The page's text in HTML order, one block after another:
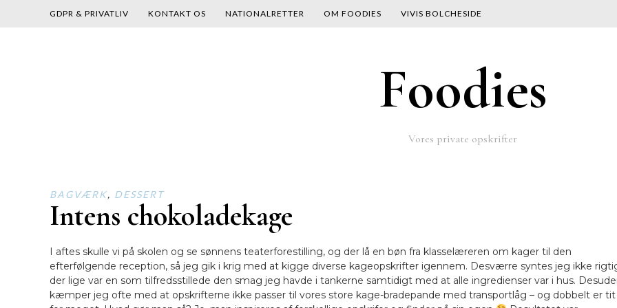
GDPR & PRIVATLIV KONTAKT OS NATIONALRETTER OM FOODIES VIVIS BOLCHESIDE
Foodies
Vores private opskrifter
BAGVÆRK, DESSERT
Intens chokoladekage
I aftes skulle vi på skolen og se sønnens teaterforestilling, og der lå en bøn fra klasselæreren om kager til den
efterfølgende reception, så jeg gik i krig med at kigge diverse kageopskrifter igennem. Desværre syntes jeg ikke
der lige var en som tilfredsstillede den smag jeg havde i tankerne samtidigt med at alle ingredienser var i hus.
kæmper jeg ofte med at opskrifterne ikke passer til vores store kage-bradepande med transportlåg – og dobbelt er tit